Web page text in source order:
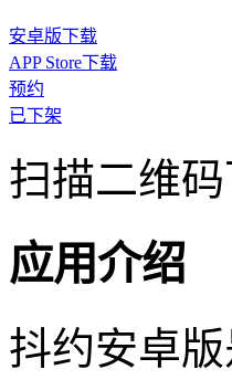
安卓版下载
APP Store下载
预约
已下架
扫描二维
应用介绍
抖约安卓